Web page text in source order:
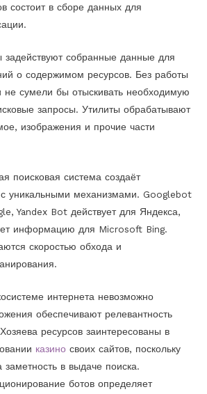
состоит в сборе данных для
задействуют собранные данные для
о содержимом ресурсов. Без работы
не сумели бы отыскивать необходимую
запросы. Утилиты обрабатывают
изображения и прочие части
поисковая система создаёт
с уникальными механизмами. Googlebot
Yandex Bot действует для Яндекса,
информацию для Microsoft Bing.
скоростью обхода и
интернета невозможно
обеспечивают релевантность
ресурсов заинтересованы в
казино своих сайтов, поскольку
заметность в выдаче поиска.
ботов определяет